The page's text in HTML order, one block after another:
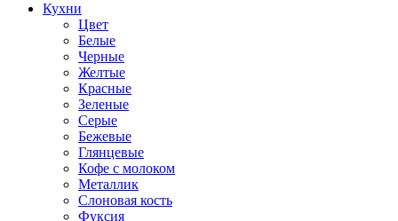
Кухни
Цвет
Белые
Черные
Желтые
Красные
Зеленые
Серые
Бежевые
Глянцевые
Кофе с молоком
Металлик
Слоновая кость
Фуксия